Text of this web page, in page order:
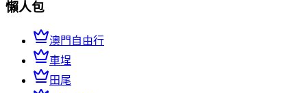
懶人包
澳門自由行
車埕
田尾